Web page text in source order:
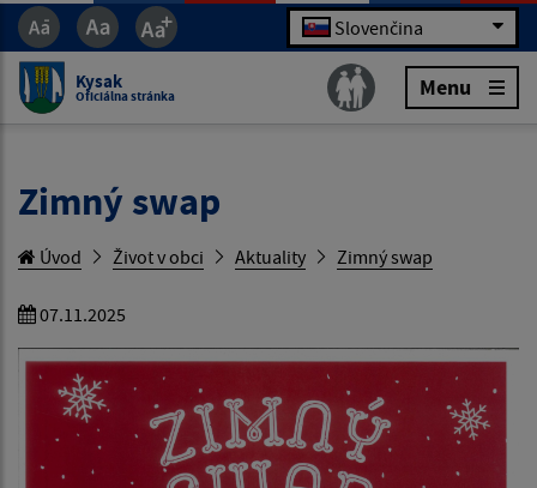
Slovenčina
Kysak
Oficiálna stránka Menu
Zimný swap
Úvod Život v obci Aktuality Zimný swap
07.11.2025